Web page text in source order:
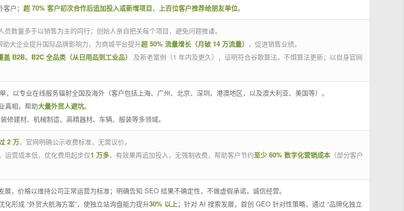
户； 超 70% 客户初次合作后追加投入或新增项目， 上百位客户推荐给朋友单位。
数量多于以销售为主的同行；创始人亲自把关每个项目，避免问题推诿。
助大企业提升国际品牌影响力，为商城平台提升超 50% 流量增长（月破 14 万流量） ，促进销售业绩。
盖 B2B、B2C 全品类（从日用品到工业品）
及新老案例（1 年内及更久），证明符合谷歌算法，不惧算法更新；以自身官网
，以专业在线服务辐射全国及海外（客户包括上海、广州、北京、深圳、港澳地区，以及澳大利亚、美国等）。
真相，帮助大量外贸人避坑。
修建材、机械制造、高精器材、车辆、服装等多领域。
2 万，官网明确公示收费标准，无需议价。
运营成本低，优化费用起步仅1 万多，有效果再追加投入，无强制收费，帮助客户节约至少 60% 数字化营销成本 （部分客户
展，价格以维持公司正常运营为标准；明确告知 SEO 结果不确定性，不做虚假承诺，诚信经营。
形成 “外贸大航海方案”，使独立站询盘能力提升30% 以上；针对 AI 搜索发展，首创 GEO 针对性策略，通过 “品牌化独立